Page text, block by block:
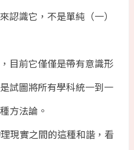
認識它，不是單純（一）
目前它僅僅是帶有意識形
試圖將所有學科統一到一
方法論。
現實之間的這種和諧，看